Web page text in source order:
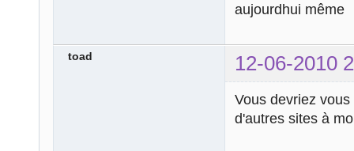
aujourdhui même
toad 12-06-2010
Vous devriez
d'autres sites à